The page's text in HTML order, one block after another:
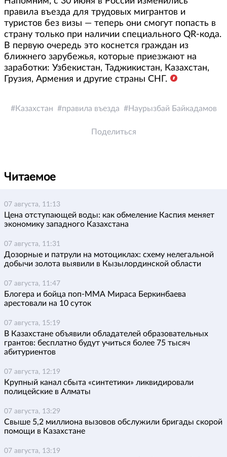
правила въезда для трудовых мигрантов и
туристов без визы — теперь они смогут попасть в
страну только при наличии специального QR-кода.
В первую очередь это коснется граждан из
ближнего зарубежья, которые приезжают на
заработки: Узбекистан, Таджикистан, Казахстан,
Грузия, Армения и другие страны СНГ.
Казахстан правила въезда Наурызбай Байкадамов
Поделиться
Читаемое
07 августа, 11:13
Цена отступающей воды: как обмеление Каспия меняет
экономику западного Казахстана
07 августа, 11:31
Дозорные и патрули на мотоциклах: схему нелегальной
добычи золота выявили в Кызылординской области
07 августа, 11:47
Блогера и бойца поп-ММА Мираса Беркинбаева
арестовали на 10 суток
07 августа, 15:19
В Казахстане объявили обладателей образовательных
грантов: бесплатно будут учиться более 75 тысяч
абитуриентов
07 августа, 12:19
Крупный канал сбыта «синтетики» ликвидировали
полицейские в Алматы
07 августа, 13:29
Свыше 5,2 миллиона вызовов обслужили бригады скорой
помощи в Казахстане
07 августа, 13:19